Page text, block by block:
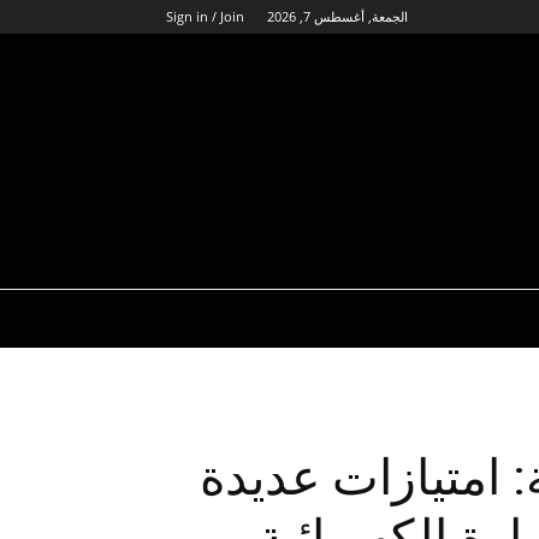
الجمعة, أغسطس 7, 2026 Sign in / Join
امتيازات عديدة